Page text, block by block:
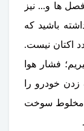
ها و... نیز
باشید که
اکتان نیست.
فشار هوا
خودرو را
مخلوط سوخت